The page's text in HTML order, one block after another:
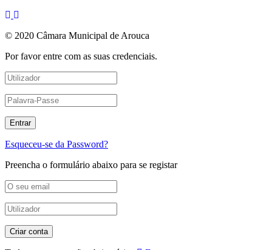
© 2020 Câmara Municipal de Arouca
Por favor entre com as suas credenciais.
Esqueceu-se da Password?
Preencha o formulário abaixo para se registar